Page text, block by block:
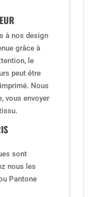
à nos design
grâce à
le
peut être
Nous
vous envoyer
sont
nous les
Pantone